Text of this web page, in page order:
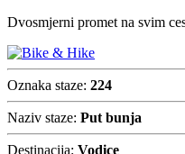
Dvosmjerni promet na svim
Oznaka staze: 224
Naziv staze: Put bunja
Destinacija: Vodice